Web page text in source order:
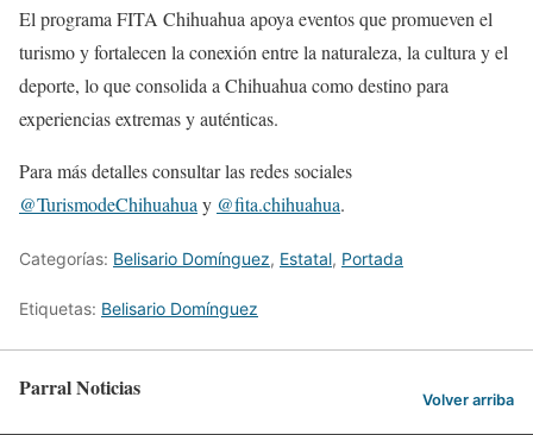
El programa FITA Chihuahua apoya eventos que promueven el
turismo y fortalecen la conexión entre la naturaleza, la cultura y el
deporte, lo que consolida a Chihuahua como destino para
experiencias extremas y auténticas.
Para más detalles consultar las redes sociales
@TurismodeChihuahua y @fita.chihuahua.
Categorías: Belisario Domínguez, Estatal, Portada
Etiquetas: Belisario Domínguez
Parral Noticias Volver arriba